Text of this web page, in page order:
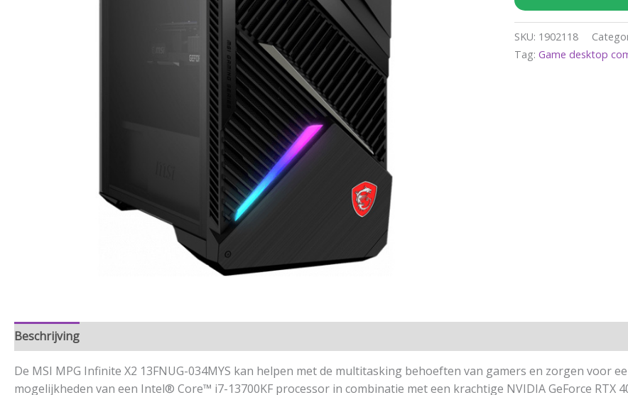
SKU: 1902118
Tag:Game desktop
Beschrijving
De MSI MPG Infinite X2 13FNUG-034MYS kan helpen met de multitasking behoeften van gamers en zorgen voor
mogelijkheden van een Intel® Core™ i7-13700KF processor in combinatie met een krachtige NVIDIA GeForce RTX